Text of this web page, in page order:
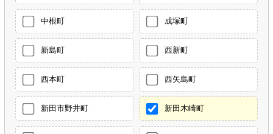
中根町 成塚町
新島町 西新町
西本町 西矢島町
新田市野井町 新田木崎町